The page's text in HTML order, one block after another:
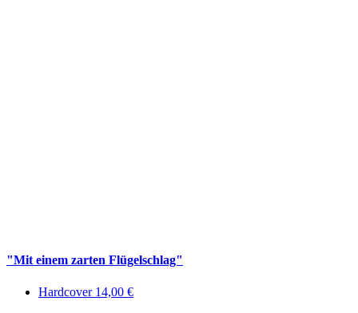
"Mit einem zarten Flügelschlag"
Hardcover 14,00 €